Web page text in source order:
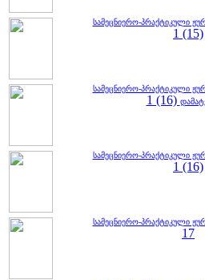
სამეცნიერო-პრაქტიკული
1 (15)
სამეცნიერო-პრაქტიკული
1 (16)
სამეცნიერო-პრაქტიკული
1 (16)
სამეცნიერო-პრაქტიკული
17